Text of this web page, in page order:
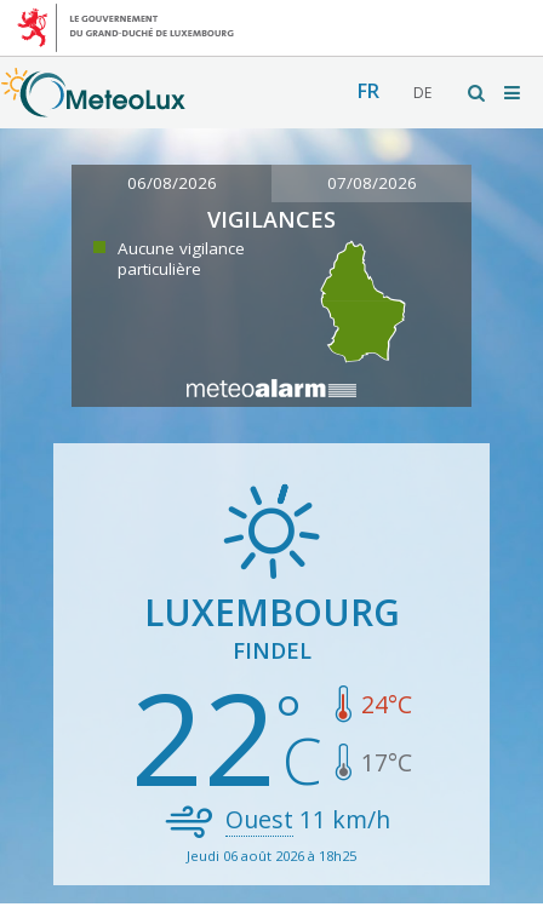
FR DE
06/08/2026 07/08/2026
VIGILANCES
Aucune vigilance
particulière
LUXEMBOURG
FINDEL
22 24°C
17°C
Ouest 11 km/h
Jeudi 06 août 2026 à 18h25